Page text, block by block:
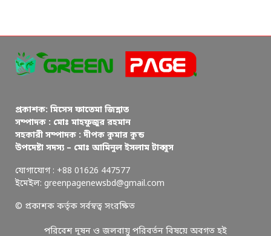
প্রকাশক: মিসেস ফাতেমা জিন্নাত
সম্পাদক : মোঃ মাহফুজুর রহমান
সহকারী সম্পাদক : দীপক কুমার কুন্ড
উপদেষ্টা সদস্য – মোঃ আমিনুল ইসলাম টাব্বুস
যোগাযোগ : +88 01626 447577
ইমেইল: greenpagenewsbd@gmail.com
© প্রকাশক কর্তৃক সর্বস্বত্ব সংরক্ষিত
পরিবেশ দূষন ও জলবায়ু পরিবর্তন বিষয়ে অবগত হই